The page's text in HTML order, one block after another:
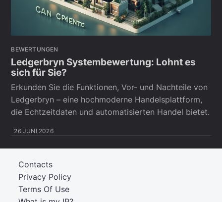
BEWERTUNGEN
Ledgerbryn Systembewertung: Lohnt es
sich für Sie?
Erkunden Sie die Funktionen, Vor- und Nachteile von
Ledgerbryn – eine hochmoderne Handelsplattform,
die Echtzeitdaten und automatisierten Handel bietet.
26 JUNI 2026
Terms Of Use
Privacy Policy
Contacts